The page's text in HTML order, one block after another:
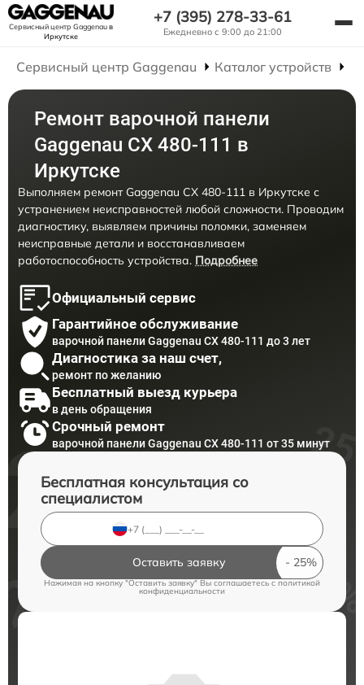
Сервисный центр Gaggenauв
Иркутске
+7 (395) 278-33-61
Ежедневно с 9:00 до 21:00
Сервисный центр Gaggenau Каталог устройств
Ремонт варочной панели
Gaggenau CX 480-111 в
Иркутске
Выполняем ремонт Gaggenau CX 480-111 в Иркутске с
устранением неисправностей любой сложности. Проводим
диагностику, выявляем причины поломки, заменяем
неисправные детали и восстанавливаем
работоспособность устройства. Подробнее
Официальный сервис
Гарантийное обслуживание
варочной панели Gaggenau CX 480-111 до 3 лет
Диагностика за наш счет,
ремонт по желанию
Бесплатный выезд курьера
в день обращения
Срочный ремонт
варочной панели Gaggenau CX 480-111 от 35 минут
Бесплатная консультация со
специалистом
Оставить заявку
Нажимая на кнопку "Оставить заявку" Вы соглашаетесь c политикой
конфиденциальности